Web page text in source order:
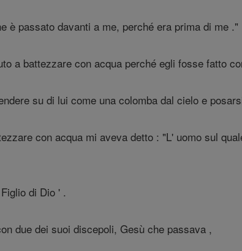
è passato davanti a me, perché era prima di me ."
a battezzare con acqua perché egli fosse fatto
su di lui come una colomba dal cielo e
con acqua mi aveva detto : "L' uomo sul
di Dio ' .
due dei suoi discepoli, Gesù che passava ,